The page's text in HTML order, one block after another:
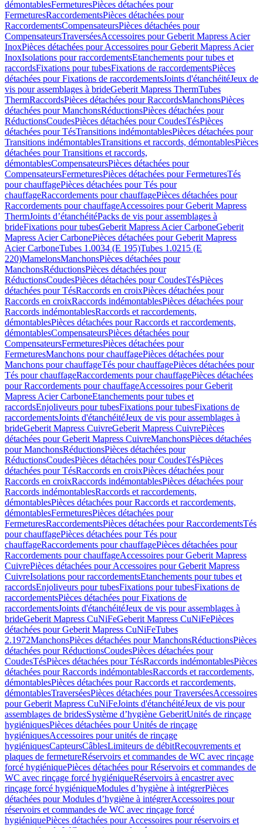
démontablesFermeturesPièces détachées pour
FermeturesRaccordementsPièces détachées pour
RaccordementsCompensateursPièces détachées pour
CompensateursTraverséesAccessoires pour Geberit Mapress Acier
InoxPièces détachées pour Accessoires pour Geberit Mapress Acier
InoxIsolations pour raccordementsEtanchements pour tubes et
raccordsFixations pour tubesFixations de raccordementsPièces
détachées pour Fixations de raccordementsJoints d'étanchéitéJeux de
vis pour assemblages à brideGeberit Mapress ThermTubes
ThermRaccordsPièces détachées pour RaccordsManchonsPièces
détachées pour ManchonsRéductionsPièces détachées pour
RéductionsCoudesPièces détachées pour CoudesTésPièces
détachées pour TésTransitions indémontablesPièces détachées pour
Transitions indémontablesTransitions et raccords, démontablesPièces
détachées pour Transitions et raccords,
démontablesCompensateursPièces détachées pour
CompensateursFermeturesPièces détachées pour FermeturesTés
pour chauffagePièces détachées pour Tés pour
chauffageRaccordements pour chauffagePièces détachées pour
Raccordements pour chauffageAccessoires pour Geberit Mapress
ThermJoints d’étanchéitéPacks de vis pour assemblages à
brideFixations pour tubesGeberit Mapress Acier CarboneGeberit
Mapress Acier CarbonePièces détachées pour Geberit Mapress
Acier CarboneTubes 1.0034 (E 195)Tubes 1.0215 (E
220)MamelonsManchonsPièces détachées pour
ManchonsRéductionsPièces détachées pour
RéductionsCoudesPièces détachées pour CoudesTésPièces
détachées pour TésRaccords en croixPièces détachées pour
Raccords en croixRaccords indémontablesPièces détachées pour
Raccords indémontablesRaccords et raccordements,
démontablesPièces détachées pour Raccords et raccordements,
démontablesCompensateursPièces détachées pour
CompensateursFermeturesPièces détachées pour
FermeturesManchons pour chauffagePièces détachées pour
Manchons pour chauffageTés pour chauffagePièces détachées pour
Tés pour chauffageRaccordements pour chauffagePièces détachées
pour Raccordements pour chauffageAccessoires pour Geberit
Mapress Acier CarboneEtanchements pour tubes et
raccordsEnjoliveurs pour tubesFixations pour tubesFixations de
raccordementsJoints d'étanchéitéJeux de vis pour assemblages à
brideGeberit Mapress CuivreGeberit Mapress CuivrePièces
détachées pour Geberit Mapress CuivreManchonsPièces détachées
pour ManchonsRéductionsPièces détachées pour
RéductionsCoudesPièces détachées pour CoudesTésPièces
détachées pour TésRaccords en croixPièces détachées pour
Raccords en croixRaccords indémontablesPièces détachées pour
Raccords indémontablesRaccords et raccordements,
démontablesPièces détachées pour Raccords et raccordements,
démontablesFermeturesPièces détachées pour
FermeturesRaccordementsPièces détachées pour RaccordementsTés
pour chauffagePièces détachées pour Tés pour
chauffageRaccordements pour chauffagePièces détachées pour
Raccordements pour chauffageAccessoires pour Geberit Mapress
CuivrePièces détachées pour Accessoires pour Geberit Mapress
CuivreIsolations pour raccordementsEtanchements pour tubes et
raccordsEnjoliveurs pour tubesFixations pour tubesFixations de
raccordementsPièces détachées pour Fixations de
raccordementsJoints d'étanchéitéJeux de vis pour assemblages à
brideGeberit Mapress CuNiFeGeberit Mapress CuNiFePièces
détachées pour Geberit Mapress CuNiFeTubes
2.1972ManchonsPièces détachées pour ManchonsRéductionsPièces
détachées pour RéductionsCoudesPièces détachées pour
CoudesTésPièces détachées pour TésRaccords indémontablesPièces
détachées pour Raccords indémontablesRaccords et raccordements,
démontablesPièces détachées pour Raccords et raccordements,
démontablesTraverséesPièces détachées pour TraverséesAccessoires
pour Geberit Mapress CuNiFeJoints d'étanchéitéJeux de vis pour
assemblages de bridesSystème d’hygiène GeberitUnités de rinçage
hygiéniquesPièces détachées pour Unités de rinçage
hygiéniquesAccessoires pour unités de rinçage
hygiéniquesCapteursCâblesLimiteurs de débitRecouvrements et
plaques de fermetureRéservoirs et commandes de WC avec rinçage
forcé hygiéniquePièces détachées pour Réservoirs et commandes de
WC avec rinçage forcé hygiéniqueRéservoirs à encastrer avec
rinçage forcé hygiéniqueModules d’hygiène à intégrerPièces
détachées pour Modules d’hygiène à intégrerAccessoires pour
réservoirs et commandes de WC avec rinçage forcé
hygiéniquePièces détachées pour Accessoires pour réservoirs et